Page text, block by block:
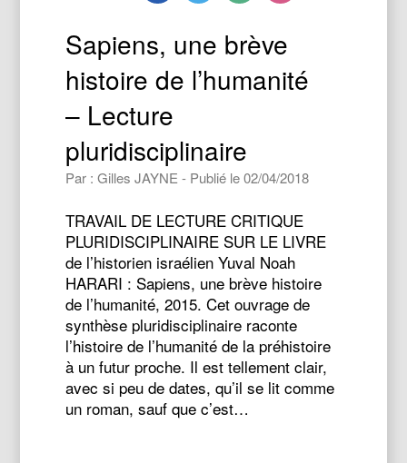
Sapiens, une brève
histoire de l’humanité
– Lecture
pluridisciplinaire
Par : Gilles JAYNE - Publié le 02/04/2018
TRAVAIL DE LECTURE CRITIQUE
PLURIDISCIPLINAIRE SUR LE LIVRE
de l’historien israélien Yuval Noah
HARARI : Sapiens, une brève histoire
de l’humanité, 2015. Cet ouvrage de
synthèse pluridisciplinaire raconte
l’histoire de l’humanité de la préhistoire
à un futur proche. Il est tellement clair,
avec si peu de dates, qu’il se lit comme
un roman, sauf que c’est…